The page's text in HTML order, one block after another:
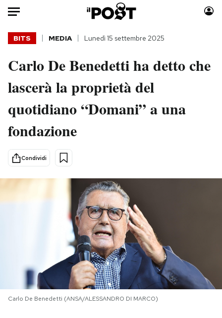
Auto
HOME
Italia
Politica
Tecnologia
Scienza
Cultura
Economia
Sport
Moda
Consumismi
Mondiali calcio 2026
NEWSLETTER
BITS MEDIA Lunedì 15 settembre 2025
Carlo De Benedetti ha detto che
lascerà la proprietà del
quotidiano “Domani” a una
fondazione
Condividi
Carlo De Benedetti (ANSA/ALESSANDRO DI MARCO)